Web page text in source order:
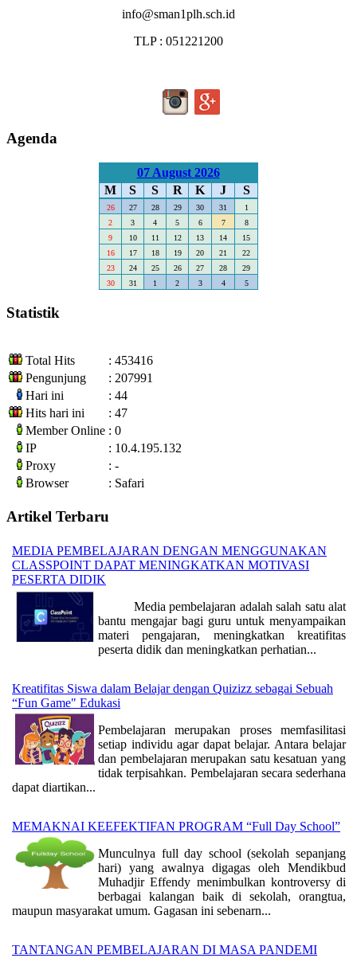
info@sman1plh.sch.id
TLP : 051221200
Agenda
07 August 2026
M
S S R K J S
26 27 28 29 30 31
1
2
3 4 5 6 7
8
9
10 11 12 13 14
15
16
17 18 19 20 21
22
23
24 25 26 27 28
29
30
31 1 2 3 4 5
Statistik
Total Hits
: 453416
Pengunjung
: 207991
Hari ini
: 44
Hits hari ini
: 47
Member Online : 0
IP
: 10.4.195.132
Proxy
: -
Browser
: Safari
Artikel Terbaru
MEDIA PEMBELAJARAN DENGAN MENGGUNAKAN
CLASSPOINT DAPAT MENINGKATKAN MOTIVASI
PESERTA DIDIK
Media pembelajaran adalah salah satu alat
bantu mengajar bagi guru untuk menyampaikan
materi pengajaran, meningkatkan kreatifitas
peserta didik dan meningkatkan perhatian...
Kreatifitas Siswa dalam Belajar dengan Quizizz sebagai Sebuah
“Fun Game" Edukasi
Pembelajaran merupakan proses memfasilitasi
setiap individu agar dapat belajar. Antara belajar
dan pembelajaran merupakan satu kesatuan yang
tidak terpisahkan. Pembelajaran secara sederhana
dapat diartikan...
MEMAKNAI KEEFEKTIFAN PROGRAM “Full Day School”
Munculnya full day school (sekolah sepanjang
hari) yang awalnya digagas oleh Mendikbud
Muhadjir Effendy menimbulkan kontroversy di
berbagai kalangan baik di sekolah, orangtua,
maupun masyarakat umum. Gagasan ini sebenarn...
TANTANGAN PEMBELAJARAN DI MASA PANDEMI